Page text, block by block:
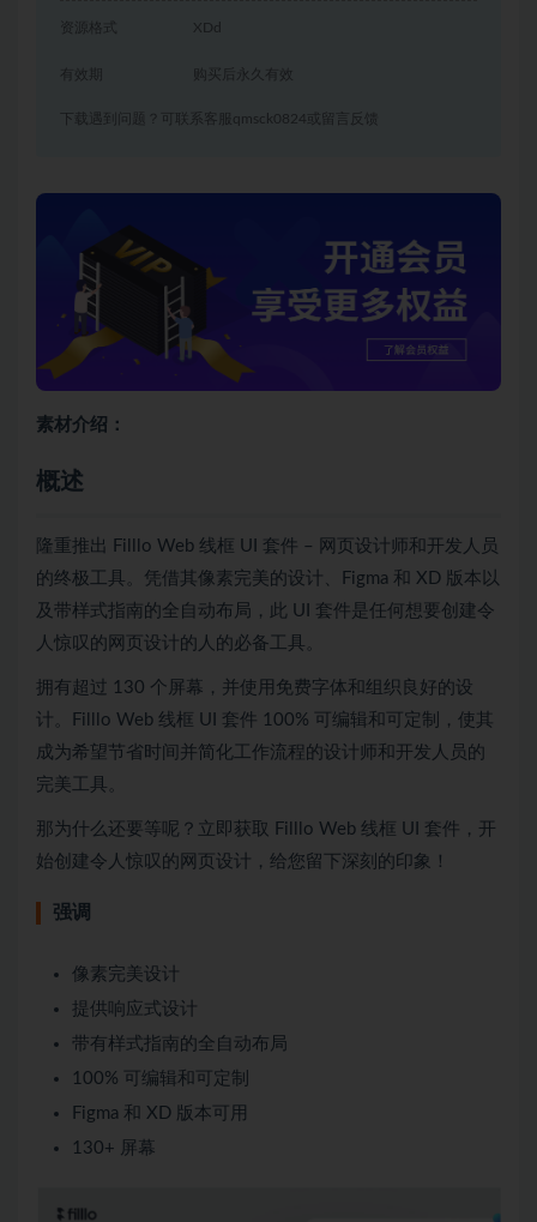
资源格式 XDd
有效期 购买后永久有效
下载遇到问题？可联系客服qmsck0824或留言反馈
素材介绍：
概述
隆重推出 Filllo Web 线框 UI 套件 – 网页设计师和开发人员
的终极工具。凭借其像素完美的设计、Figma 和 XD 版本以
及带样式指南的全自动布局，此 UI 套件是任何想要创建令
人惊叹的网页设计的人的必备工具。
拥有超过 130 个屏幕，并使用免费字体和组织良好的设
计。Filllo Web 线框 UI 套件 100% 可编辑和可定制，使其
成为希望节省时间并简化工作流程的设计师和开发人员的
完美工具。
那为什么还要等呢？立即获取 Filllo Web 线框 UI 套件，开
始创建令人惊叹的网页设计，给您留下深刻的印象！
强调
像素完美设计
提供响应式设计
带有样式指南的全自动布局
100% 可编辑和可定制
Figma 和 XD 版本可用
130+ 屏幕